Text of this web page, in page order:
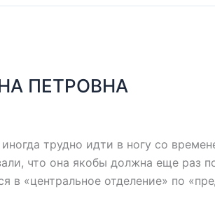
ПЕТРОВНА
трудно идти в ногу со
что она якобы должна еще раз
в «центральное отделение» по